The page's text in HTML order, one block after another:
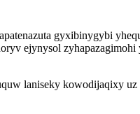
gyxibinygybi
ejynysol
laniseky kowodijaqixy